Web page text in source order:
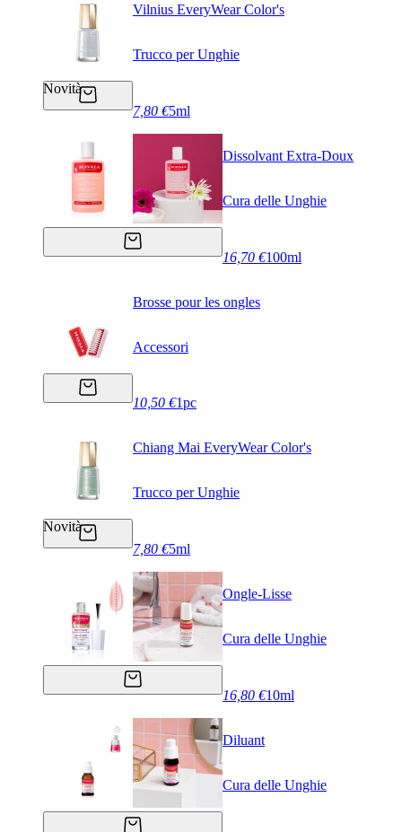
Novità
Vilnius EveryWear Color's
Trucco per Unghie
7,80 €5ml
Dissolvant Extra-Doux
Cura delle Unghie
16,70 €100ml
Brosse pour les ongles
Accessori
10,50 €1pc
Novità
Chiang Mai EveryWear Color's
Trucco per Unghie
7,80 €5ml
Ongle-Lisse
Cura delle Unghie
16,80 €10ml
Diluant
Cura delle Unghie